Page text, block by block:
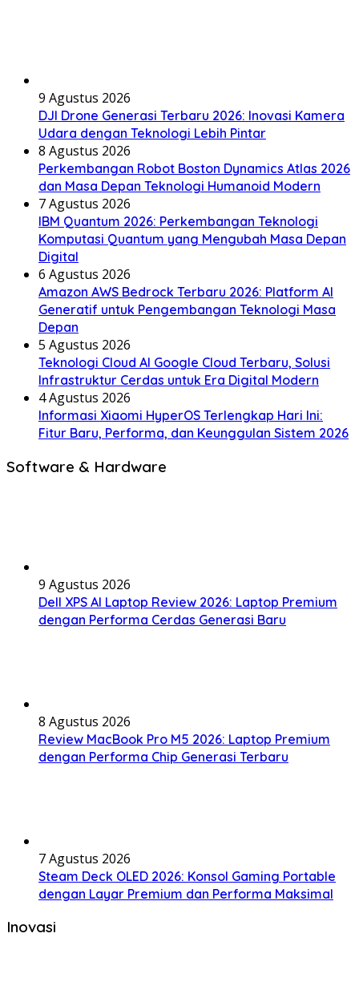
9 Agustus 2026
DJI Drone Generasi Terbaru 2026: Inovasi Kamera
Udara dengan Teknologi Lebih Pintar
8 Agustus 2026
Perkembangan Robot Boston Dynamics Atlas 2026
dan Masa Depan Teknologi Humanoid Modern
7 Agustus 2026
IBM Quantum 2026: Perkembangan Teknologi
Komputasi Quantum yang Mengubah Masa Depan
Digital
6 Agustus 2026
Amazon AWS Bedrock Terbaru 2026: Platform AI
Generatif untuk Pengembangan Teknologi Masa
Depan
5 Agustus 2026
Teknologi Cloud AI Google Cloud Terbaru, Solusi
Infrastruktur Cerdas untuk Era Digital Modern
4 Agustus 2026
Informasi Xiaomi HyperOS Terlengkap Hari Ini:
Fitur Baru, Performa, dan Keunggulan Sistem 2026
Software & Hardware
9 Agustus 2026
Dell XPS AI Laptop Review 2026: Laptop Premium
dengan Performa Cerdas Generasi Baru
8 Agustus 2026
Review MacBook Pro M5 2026: Laptop Premium
dengan Performa Chip Generasi Terbaru
7 Agustus 2026
Steam Deck OLED 2026: Konsol Gaming Portable
dengan Layar Premium dan Performa Maksimal
Inovasi